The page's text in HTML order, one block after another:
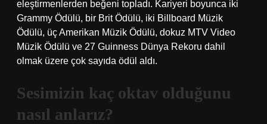
eleştirmenlerden beğeni topladı. Kariyeri boyunca iki
Grammy Ödülü, bir Brit Ödülü, iki Billboard Müzik
Ödülü, üç Amerikan Müzik Ödülü, dokuz MTV Video
Müzik Ödülü ve 27 Guinness Dünya Rekoru dahil
olmak üzere çok sayıda ödül aldı.
Sesimizin kaç oktav olduğunu
nasıl anlarız?